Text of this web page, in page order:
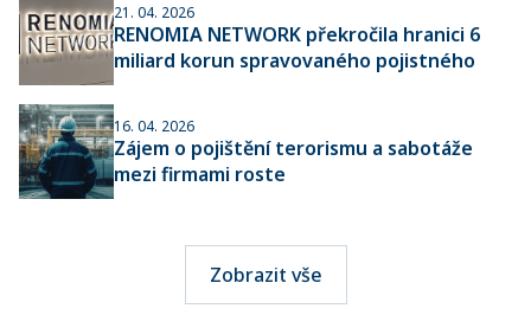
21. 04. 2026
RENOMIA NETWORK překročila hranici 6
miliard korun spravovaného pojistného
16. 04. 2026
Zájem o pojištění terorismu a sabotáže
mezi firmami roste
Zobrazit vše